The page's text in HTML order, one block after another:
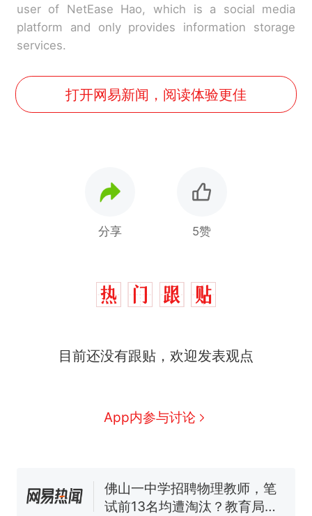
user of NetEase Hao, which is a social media
platform and only provides information storage
services.
打开网易新闻，阅读体验更佳
分享 5赞
目前还没有跟贴，欢迎发表观点
App内参与讨论
因老师一句“跟我回家”改写了
眼了……
空调24小时开着反而更省电？
电力部门回应
佛山一中学招聘物理教师，笔
试前13名均遭淘汰？教育局：